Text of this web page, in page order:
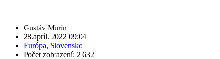
Gustáv Murín
28.apríl. 2022 09:04
Európa, Slovensko
Počet zobrazení: 2 632